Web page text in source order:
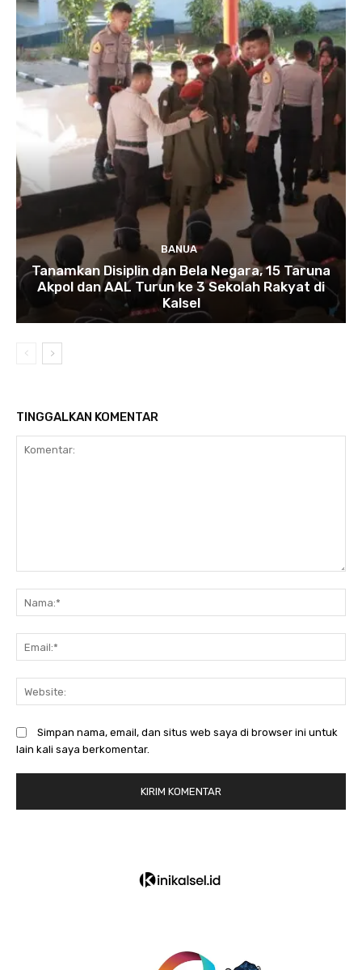
BANUA
Tanamkan Disiplin dan Bela Negara, 15 Taruna
Akpol dan AAL Turun ke 3 Sekolah Rakyat di
Kalsel
TINGGALKAN KOMENTAR
Simpan nama, email, dan situs web saya di browser ini untuk
lain kali saya berkomentar.